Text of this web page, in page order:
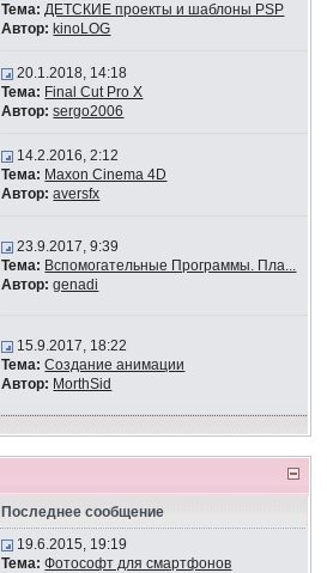
Тема: ДЕТСКИЕ проекты и шаблоны PSP
Автор: kinoLOG
20.1.2018, 14:18
Тема: Final Cut Pro X
Автор: sergo2006
14.2.2016, 2:12
Тема: Maxon Cinema 4D
Автор: aversfx
23.9.2017, 9:39
Тема: Вспомогательные Программы. Пла...
Автор: genadi
15.9.2017, 18:22
Тема: Создание анимации
Автор: MorthSid
Последнее сообщение
19.6.2015, 19:19
Тема: Фотософт для смартфонов